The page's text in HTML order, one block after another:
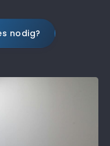
nodig?